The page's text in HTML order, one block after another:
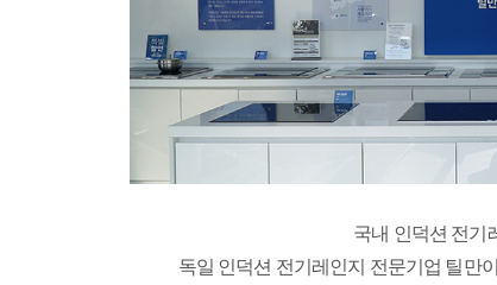
국내 인덕션 전기
독일 인덕션 전기레인지 전문기업 틸만